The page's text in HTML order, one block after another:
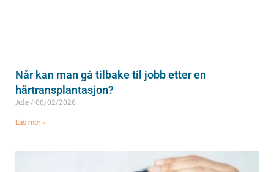
Når kan man gå tilbake til jobb etter en
hårtransplantasjon?
Atle 06/02/2026
Läs mer »